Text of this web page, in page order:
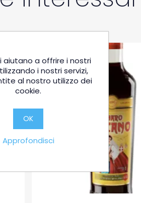
aiutano a offrire i nostri
i nostri servizi,
al nostro utilizzo dei
cookie.
OK
Approfondisci